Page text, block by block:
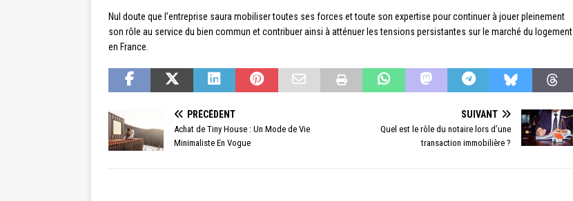
Nul doute que l’entreprise saura mobiliser toutes ses forces et toute son expertise pour continuer à jouer pleinement
son rôle au service du bien commun et contribuer ainsi à atténuer les tensions persistantes sur le marché du logement
en France.
PRÉCÉDENT
Achat de Tiny House : Un Mode de Vie
Minimaliste En Vogue
SUIVANT
Quel est le rôle du notaire lors d’une
transaction immobilière ?